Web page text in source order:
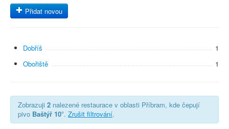
Přidat novou
Dobříš
1
Obořiště
1
Zobrazuji 2 nalezené restaurace v oblasti Příbram, kde čepují
pivo Baštýř 10°. Zrušit filtrování.